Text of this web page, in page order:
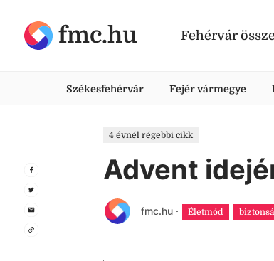
fmc.hu Fehérvár
Székesfehérvár Fejér vármegye
4 évnél régebbi cikk
Advent
fmc.hu · Életmód